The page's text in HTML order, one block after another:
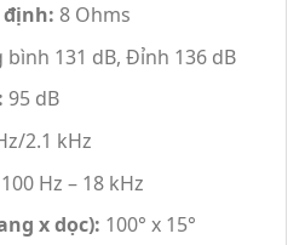
8 Ohms
bình 131 dB, Đỉnh 136 dB
95 dB
2.1 kHz
100 Hz – 18 kHz
x dọc): 100° x 15°